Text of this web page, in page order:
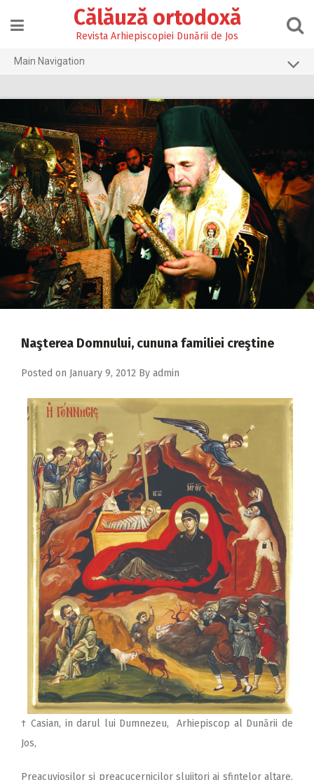
content
Călăuză ortodoxă
Revista Arhiepiscopiei Dunării de Jos
Main Navigation
2025
2024
2023
2022
2021
2020
2019
2017
2016
2015
2014
2013
2012
2011
2010
2009
Naşterea Domnului, cununa familiei creştine
Posted on January 9, 2012 By admin
† Casian, in darul lui Dumnezeu, Arhiepiscop al Dunării de
Jos,
Preacuvioşilor şi preacucernicilor slujitori ai sfintelor altare,